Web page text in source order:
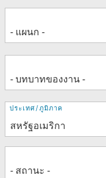
ที่
อยู่
ประเทศ/ภูมิภาค